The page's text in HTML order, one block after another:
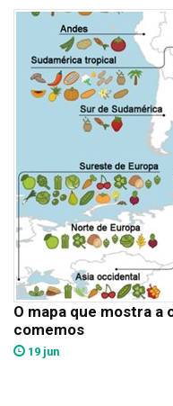
O mapa que mostra a
comemos
19 jun